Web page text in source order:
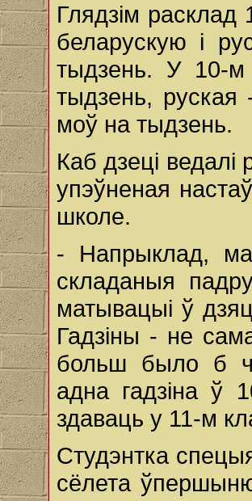
Глядзім
беларускую і
тыдзень. У 10-
тыдзень,
моў на тыдзень.
Каб дзеці
упэўненая
школе.
- Напрыклад,
складаныя
матывацыі ў
Гадзіны - не
больш было б
адна гадзіна ў
здаваць у 11-м
Студэнтка
сёлета